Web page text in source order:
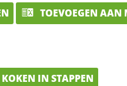
TOEVOEGEN AAN
KOKEN IN STAPPEN